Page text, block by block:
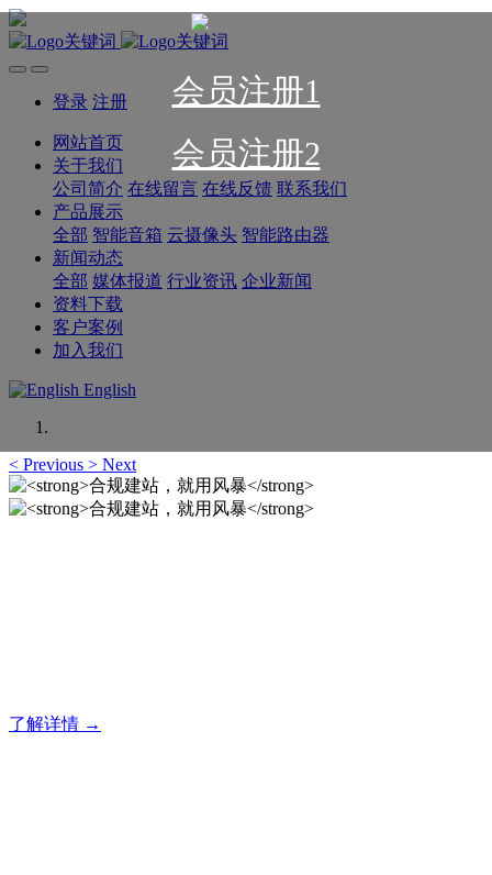
会员注册1
会员注册2
登录 注册
网站首页
关于我们
公司简介 在线留言 在线反馈 联系我们
产品展示
全部 智能音箱 云摄像头 智能路由器
新闻动态
全部 媒体报道 行业资讯 企业新闻
资料下载
客户案例
加入我们
English
< Previous > Next
了解详情 →